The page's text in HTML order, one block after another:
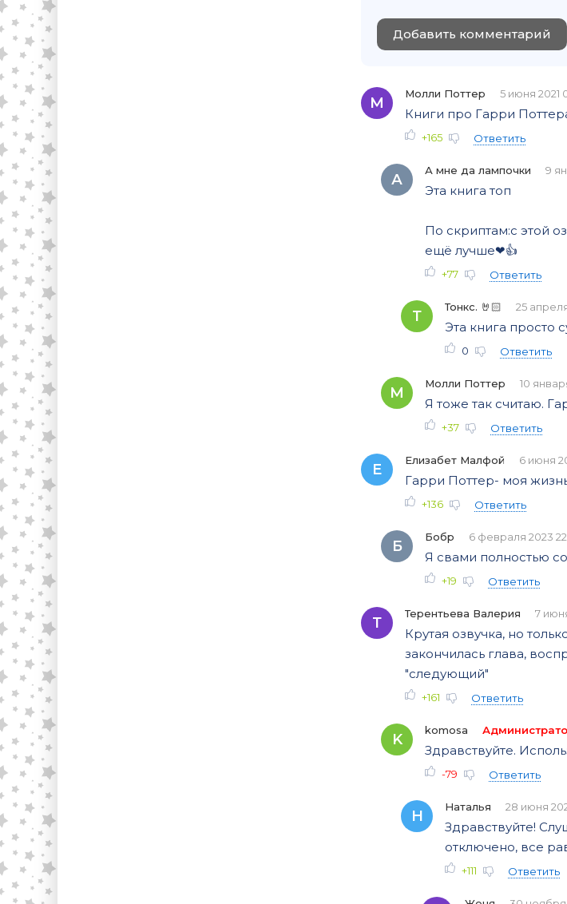
0050
0051
0053
0056
0061
0063
0064
0066
0069
0072
0073
0076
0079
Добавить комментарий
М
Молли Поттер 5 июня 2021
Книги про Гарри
+165 Ответить
А
А мне да лампочки 9
Эта книга топ
По скриптам:с этой
ещё лучше❤👍
+77 Ответить
Т
Тонкс. 🤘🏻 25
Эта книга просто
0 Ответить
М
Молли Поттер 10
Я тоже так считаю.
+37 Ответить
Е
Елизабет Малфой 6 июня
Гарри Поттер- моя
+136 Ответить
Б
Бобр 6 февраля 2023
Я свами полностью
+19 Ответить
Т
Терентьева Валерия 7
Крутая озвучка, но
закончилась глава,
"следующий"
+161 Ответить
K
komosa
Здравствуйте.
-79 Ответить
Н
Наталья 28 июня
Здравствуйте!
отключено, все
+111 Ответить